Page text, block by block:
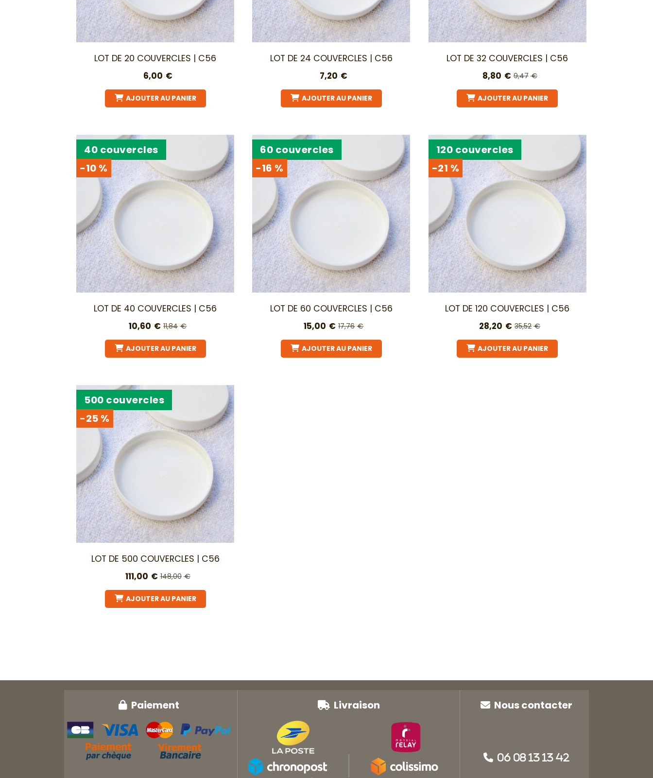
LOT DE 20 COUVERCLES | C56
6,00 €
AJOUTER AU PANIER
LOT DE 24 COUVERCLES | C56
7,20 €
AJOUTER AU PANIER
LOT DE 32 COUVERCLES | C56
8,80 € 9,47 €
AJOUTER AU PANIER
40 couvercles
-10 %
LOT DE 40 COUVERCLES | C56
10,60 € 11,84 €
AJOUTER AU PANIER
60 couvercles
-16 %
LOT DE 60 COUVERCLES | C56
15,00 € 17,76 €
AJOUTER AU PANIER
120 couvercles
-21 %
LOT DE 120 COUVERCLES | C56
28,20 € 35,52 €
AJOUTER AU PANIER
500 couvercles
-25 %
LOT DE 500 COUVERCLES | C56
111,00 € 148,00 €
AJOUTER AU PANIER
Paiement  Livraison  Nous contacter
 06 08 13 13 42